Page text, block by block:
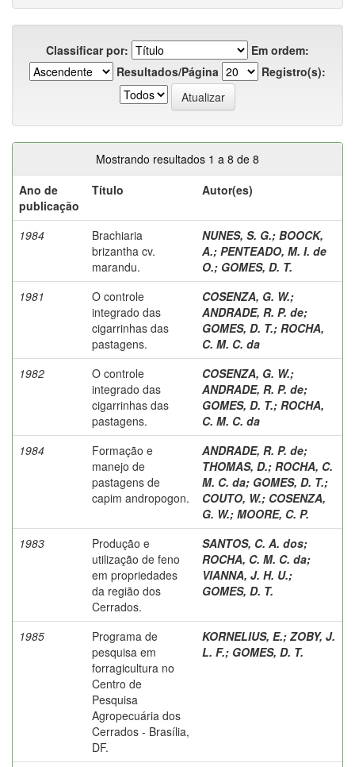
Classificar por:
Em ordem:
Resultados/Página
Registro(s):
Mostrando resultados 1 a 8 de 8
Ano de
publicação
Título Autor(es)
1984
Brachiaria
brizantha cv.
marandu.
NUNES, S. G.; BOOCK,
A.; PENTEADO, M. I. de
O.; GOMES, D. T.
1981
O controle
integrado das
cigarrinhas das
pastagens.
COSENZA, G. W.;
ANDRADE, R. P. de;
GOMES, D. T.; ROCHA,
C. M. C. da
1982
O controle
integrado das
cigarrinhas das
pastagens.
COSENZA, G. W.;
ANDRADE, R. P. de;
GOMES, D. T.; ROCHA,
C. M. C. da
1984
Formação e
manejo de
pastagens de
capim andropogon.
ANDRADE, R. P. de;
THOMAS, D.; ROCHA, C.
M. C. da; GOMES, D. T.;
COUTO, W.; COSENZA,
G. W.; MOORE, C. P.
1983
Produção e
utilização de feno
em propriedades
da região dos
Cerrados.
SANTOS, C. A. dos;
ROCHA, C. M. C. da;
VIANNA, J. H. U.;
GOMES, D. T.
1985
Programa de
pesquisa em
forragicultura no
Centro de
Pesquisa
Agropecuária dos
Cerrados - Brasília,
DF.
KORNELIUS, E.; ZOBY, J.
L. F.; GOMES, D. T.